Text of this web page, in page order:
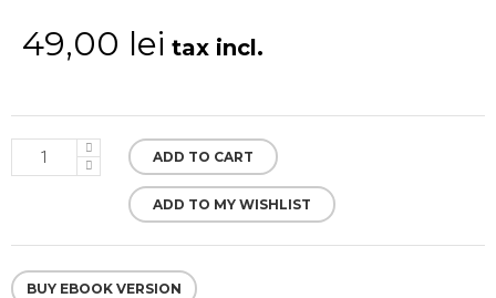
49,00 lei tax incl.
ADD TO CART
ADD TO MY WISHLIST
BUY EBOOK VERSION